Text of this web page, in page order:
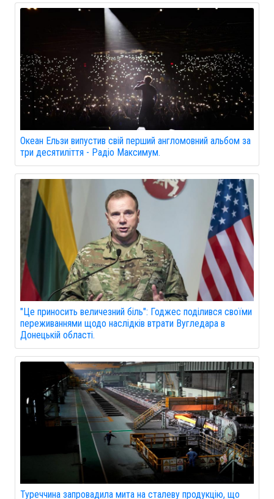
Океан Ельзи випустив свій перший англомовний альбом за
три десятиліття - Радіо Максимум.
"Це приносить величезний біль": Годжес поділився своїми
переживаннями щодо наслідків втрати Вугледара в
Донецькій області.
Туреччина запровадила мита на сталеву продукцію, що